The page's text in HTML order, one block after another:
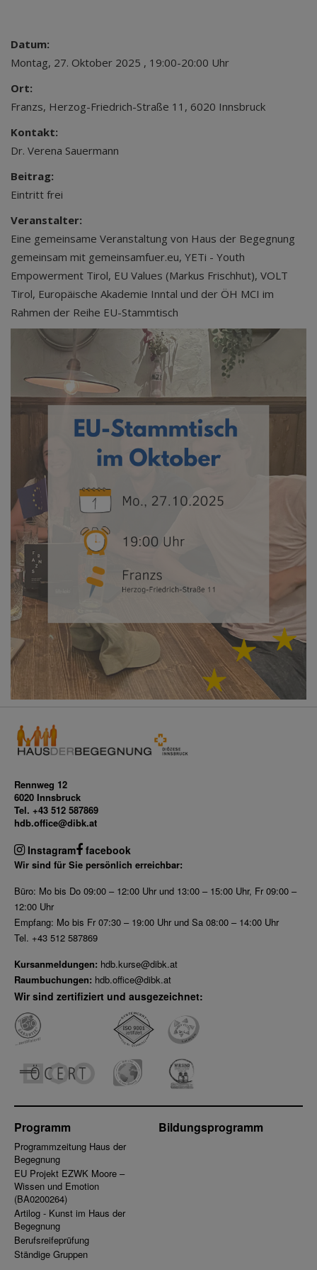
Datum:
Montag, 27. Oktober 2025 , 19:00-20:00 Uhr
Ort:
Franzs, Herzog-Friedrich-Straße 11, 6020 Innsbruck
Kontakt:
Dr. Verena Sauermann
Beitrag:
Eintritt frei
Veranstalter:
Eine gemeinsame Veranstaltung von Haus der Begegnung
gemeinsam mit gemeinsamfuer.eu, YETi - Youth
Empowerment Tirol, EU Values (Markus Frischhut), VOLT
Tirol, Europäische Akademie Inntal und der ÖH MCI im
Rahmen der Reihe EU-Stammtisch
Rennweg 12
6020 Innsbruck
Tel. +43 512 587869
hdb.office@dibk.at
Instagram facebook
Wir sind für Sie persönlich erreichbar:
Büro: Mo bis Do 09:00 – 12:00 Uhr und 13:00 – 15:00 Uhr, Fr 09:00 –
12:00 Uhr
Empfang: Mo bis Fr 07:30 – 19:00 Uhr und Sa 08:00 – 14:00 Uhr
Tel. +43 512 587869
Kursanmeldungen: hdb.kurse@dibk.at
Raumbuchungen: hdb.office@dibk.at
Wir sind zertifiziert und ausgezeichnet:
Programm
Programmzeitung Haus der
Begegnung
EU Projekt EZWK Moore –
Wissen und Emotion
(BA0200264)
Artilog - Kunst im Haus der
Begegnung
Berufsreifeprüfung
Ständige Gruppen
Bildungsprogramm